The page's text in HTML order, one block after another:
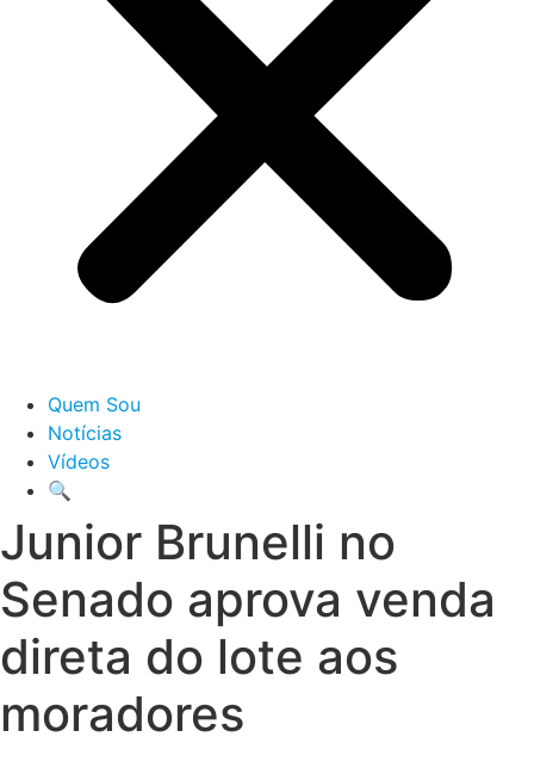
Quem Sou
Notícias
Vídeos
🔍
Junior Brunelli no
Senado aprova venda
direta do lote aos
moradores